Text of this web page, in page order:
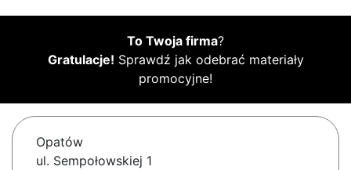
To Twoja firma?
Gratulacje! Sprawdź jak odebrać materiały
promocyjne!
Opatów
ul. Sempołowskiej 1